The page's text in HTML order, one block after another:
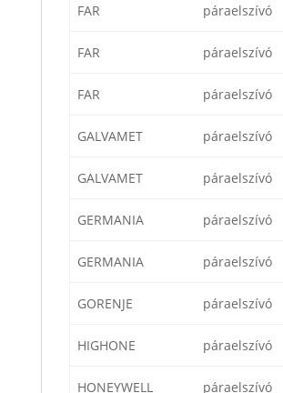
FAR páraelszívó
FAR páraelszívó
FAR páraelszívó
GALVAMET páraelszívó
GALVAMET páraelszívó
GERMANIA páraelszívó
GERMANIA páraelszívó
GORENJE páraelszívó
HIGHONE páraelszívó
HONEYWELL páraelszívó